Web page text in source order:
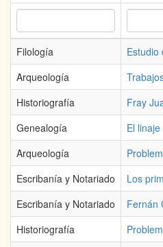
Filología
Estudio
Arqueología
Historiografía
Fray
Genealogía
El
Arqueología
Escribanía y Notariado
Los
Escribanía y Notariado
Fernán
Historiografía